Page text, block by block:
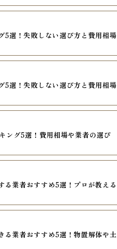
5選！失敗しない選び方と費用相場
5選！失敗しない選び方と費用相場
ング5選！費用相場や業者の選び
る業者おすすめ5選！プロが教える
る業者おすすめ5選！物置解体や土